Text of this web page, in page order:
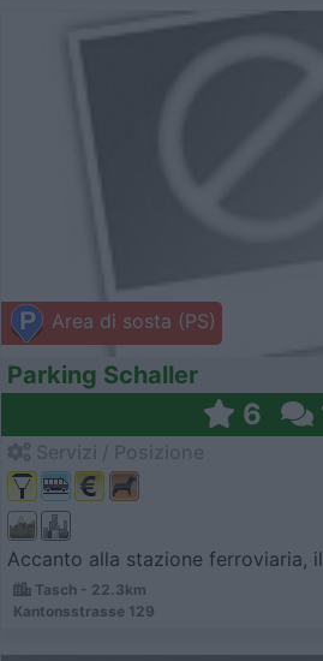
Area di sosta (PS)
Parking Schaller
6
Accanto alla stazione ferroviaria,
Tasch - 22.3km
Kantonsstrasse 129